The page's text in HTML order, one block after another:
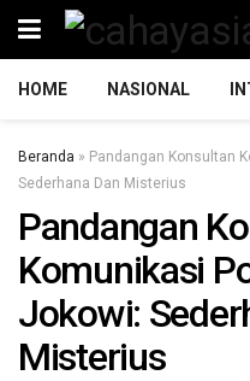
HOME NASIONAL
Beranda » Pandangan Konsultan
Sederhana Dan Misterius
Pandangan
Komunikasi
Jokowi:
Misterius